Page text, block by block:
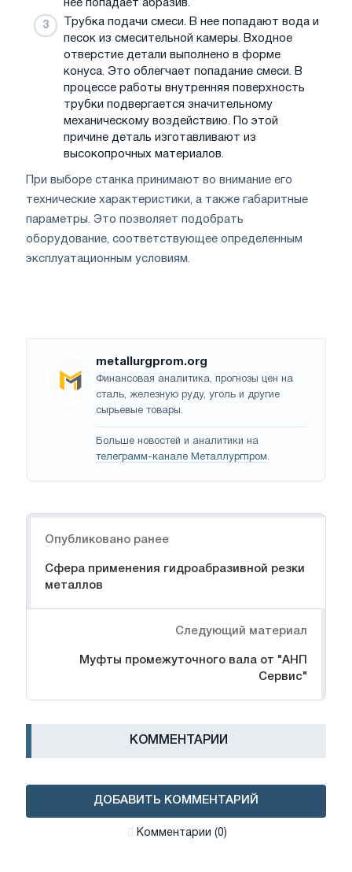
нее попадает абразив.
Трубка подачи смеси. В нее попадают вода и
песок из смесительной камеры. Входное
отверстие детали выполнено в форме
конуса. Это облегчает попадание смеси. В
процессе работы внутренняя поверхность
трубки подвергается значительному
механическому воздействию. По этой
причине деталь изготавливают из
высокопрочных материалов.
При выборе станка принимают во внимание его
технические характеристики, а также габаритные
параметры. Это позволяет подобрать
оборудование, соответствующее определенным
эксплуатационным условиям.
metallurgprom.org
Финансовая аналитика, прогнозы цен на
сталь, железную руду, уголь и другие
сырьевые товары.
Больше новостей и аналитики на
телеграмм-канале Металлургпром.
Опубликовано ранее
Сфера применения гидроабразивной резки
металлов
Следующий материал
Муфты промежуточного вала от "АНП
Сервис"
КОММЕНТАРИИ
ДОБАВИТЬ КОММЕНТАРИЙ
Комментарии (0)